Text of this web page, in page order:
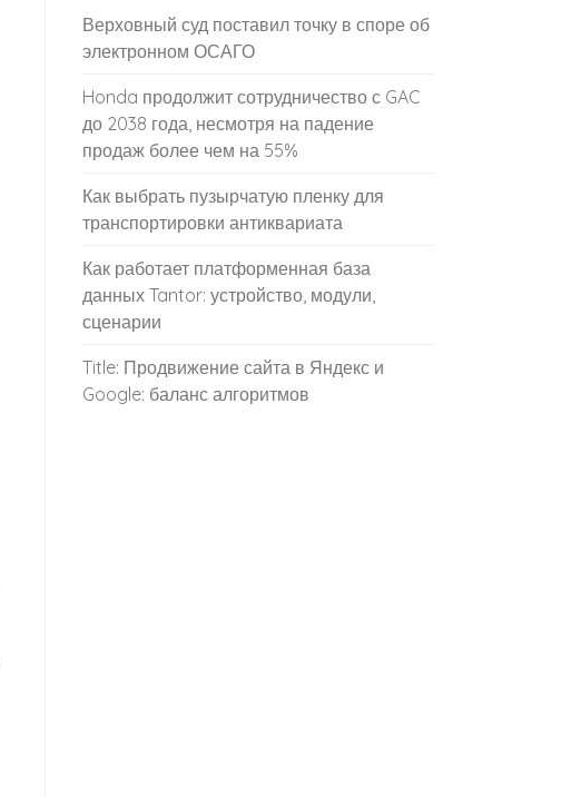
Верховный суд поставил точку в споре об
электронном ОСАГО
Honda продолжит сотрудничество с GAC
до 2038 года, несмотря на падение
продаж более чем на 55%
Как выбрать пузырчатую пленку для
транспортировки антиквариата
Как работает платформенная база
данных Tantor: устройство, модули,
сценарии
Title: Продвижение сайта в Яндекс и
Google: баланс алгоритмов